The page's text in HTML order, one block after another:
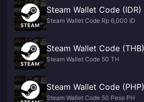
Steam Wallet Code (IDR)
Steam Wallet Code Rp 6,000 ID
Steam Wallet Code (THB)
Steam Wallet Code 50 TH
Steam Wallet Code (PHP)
Steam Wallet Code 50 Peso PH